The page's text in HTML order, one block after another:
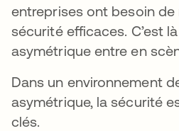
entreprises ont besoin de
sécurité efficaces. C’est
asymétrique entre en
Dans un environnement
asymétrique, la sécurité
clés.